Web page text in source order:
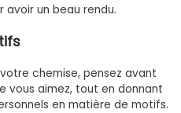
un beau rendu.
chemise, pensez avant
vous aimez, tout en donnant
en matière de motifs.